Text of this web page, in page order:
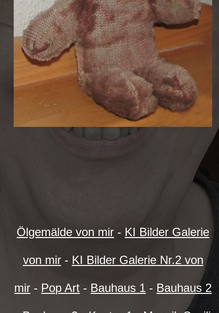
Ölgemälde von mir - KI Bilder Galerie
von mir- KI Bilder Galerie Nr.2 von
mir - Pop Art - Bauhaus 1 - Bauhaus 2